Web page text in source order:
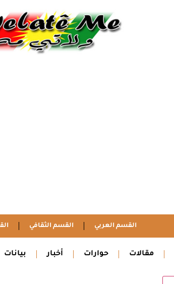
القسم العربي القسم الثقافي
مقالات حوارات أخبار بيانات